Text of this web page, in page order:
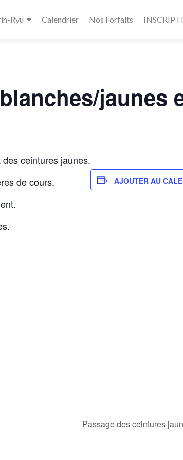
Ryu Calendrier Nos Forfaits
Évènements
jaunes
ceintures jaunes.
de cours.
AJOUTER AU
Passage des ceintures